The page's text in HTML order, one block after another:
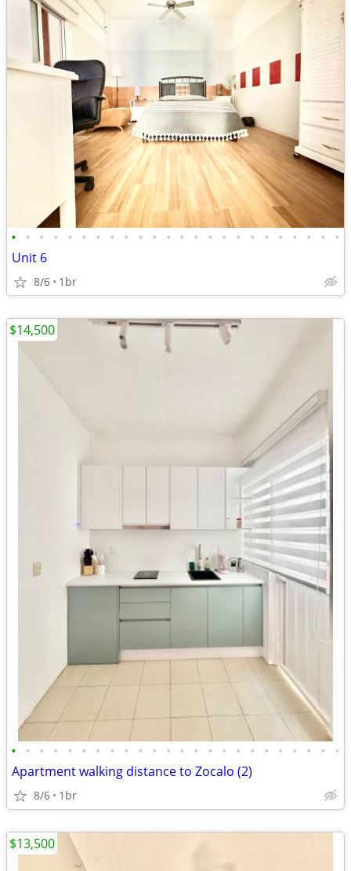
• • • • • • • • • • • • • • • • • • • • • • • •
Unit 6
8/6 1br
• • • • • • • • • • • • • • • • • • • • • • • •
Apartment walking distance to Zocalo (2)
8/6 1br
$14,500
$13,500